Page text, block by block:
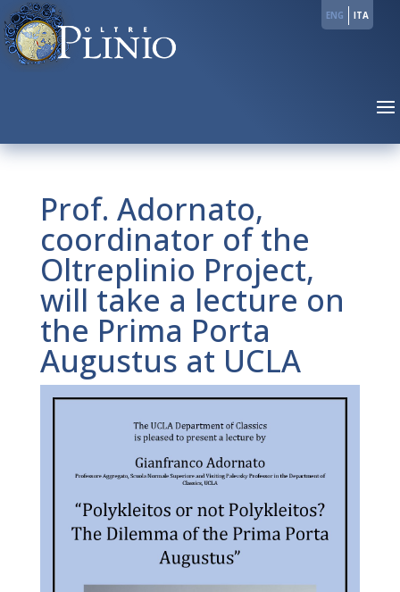
ENG ITA
Prof. Adornato,
coordinator of the
Oltreplinio Project,
will take a lecture on
the Prima Porta
Augustus at UCLA